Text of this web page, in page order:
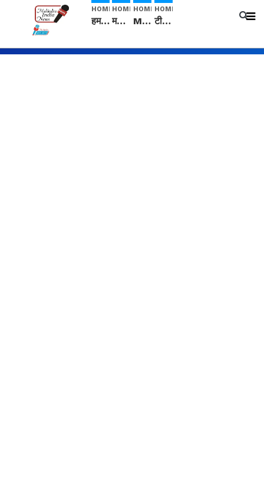
HOME
हम सनातनी..." सांसद kangana Ranaut से क्या बोली लड़की? Viral Jantar-Mantar | CJP protest
HOME
मनीषा हत्याकांड: हत्या, आत्महत्या या कोई बड़ा राज? | Full Story | Josh Haryana
HOME
Mangalsutra: हिंदू धर्म में शादी के बाद मंगलसूत्र क्यों पहनती है महिलाएं, किसने शुरु की ये परंपरा
HOME
टीम बीकेई ने एग्रीकल्चर ग्रेड की यूरिया खाद गट्टों में बदलकर टेक्निकल ग्रेड में बेचने वालों पर करवाई कार्रवाई: लखविंदर सिंह औलख